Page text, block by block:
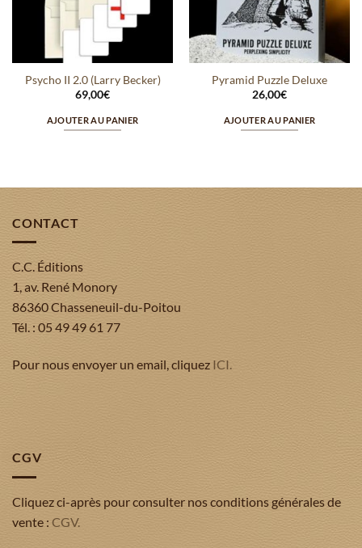
Psycho II 2.0 (Larry Becker)
69,00€
AJOUTER AU PANIER
Pyramid Puzzle Deluxe
26,00€
AJOUTER AU PANIER
CONTACT
C.C. Éditions
1, av. René Monory
86360 Chasseneuil-du-Poitou
Tél. : 05 49 49 61 77
Pour nous envoyer un email, cliquez ICI.
CGV
Cliquez ci-après pour consulter nos conditions générales de
vente : CGV.